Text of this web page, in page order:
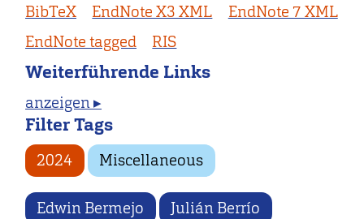
BibTeX EndNote X3 XML
EndNote 7 XML
EndNote tagged
RIS
Weiterführende Links
anzeigen ▸
Filter Tags
2024 Miscellaneous
Edwin Bermejo Julián Berrío